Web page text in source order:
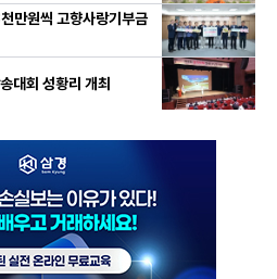
만원씩 고향사랑기부금
대회 성황리 개최